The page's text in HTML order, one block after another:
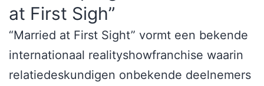
at First Sigh”
“Married at First Sight” vormt een bekende
internationaal realityshowfranchise waarin
relatiedeskundigen onbekende deelnemers